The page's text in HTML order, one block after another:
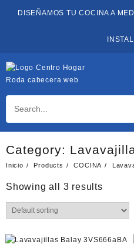
DISEÑAMOS TU COCINA A
Category:
Inicio Products COCINA
Showing all 3 results